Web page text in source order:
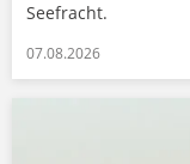
Seefracht.
07.08.2026